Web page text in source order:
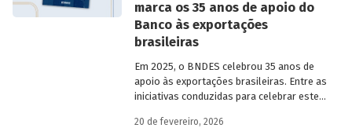
marca os 35 anos de apoio do
Banco às exportações
brasileiras
Em 2025, o BNDES celebrou 35 anos de
apoio às exportações brasileiras. Entre as
iniciativas conduzidas para celebrar este
quanto para a história do
20 de fevereiro, 2026